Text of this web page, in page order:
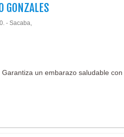
GONZALES
- Sacaba,
un embarazo saludable con